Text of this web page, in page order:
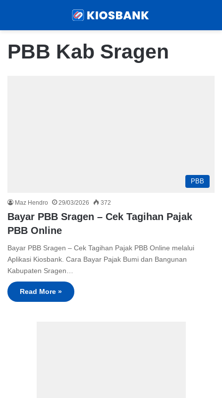
PBB Kab Sragen
PBB
Maz Hendro 29/03/2026 372
Bayar PBB Sragen – Cek Tagihan Pajak
PBB Online
Bayar PBB Sragen – Cek Tagihan Pajak PBB Online melalui
Aplikasi Kiosbank. Cara Bayar Pajak Bumi dan Bangunan
Kabupaten Sragen…
Read More »